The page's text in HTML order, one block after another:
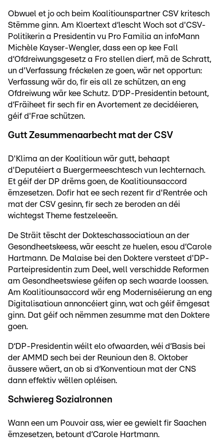
Obwuel et jo och beim Koalitiounspartner CSV kritesch
Stëmme ginn. Am Kloertext d‘lescht Woch sot d'CSV-
Politikerin a Presidentin vu Pro Familia an infoMann
Michèle Kayser-Wengler, dass een op kee Fall
d‘Ofdreiwungsgesetz a Fro stellen dierf, mä de Schratt,
un d'Verfassung fréckelen ze goen, wär net opportun:
Verfassung wär do, fir eis all ze schützen, an eng
Ofdreiwung wär kee Schutz. D‘DP-Presidentin betount,
d‘Fräiheet fir sech fir en Avortement ze decidéieren,
géif d'Frae schützen.
Gutt Zesummenaarbecht mat der CSV
D'Klima an der Koalitioun wär gutt, behaapt
d'Deputéiert a Buergermeeschtesch vun Iechternach.
Et géif der DP drëms goen, de Koalitiounsaccord
ëmzesetzen. Dofir hat ee sech rezent fir d'Rentrée och
mat der CSV gesinn, fir sech ze beroden an déi
wichtegst Theme festzeleeën.
De Sträit tëscht der Dokteschassociatioun an der
Gesondheetskeess, wär eescht ze huelen, esou d‘Carole
Hartmann. De Malaise bei den Doktere versteet d'DP-
Parteipresidentin zum Deel, well verschidde Reformen
am Gesondheetswiese géifen op sech waarde loossen.
Am Koalitiounsaccord wär eng Moderniséierung an eng
Digitalisatioun annoncéiert ginn, wat och géif ëmgesat
ginn. Dat géif och nëmmen zesumme mat den Doktere
goen.
D‘DP-Presidentin wéilt elo ofwaarden, wéi d‘Basis bei
der AMMD sech bei der Reunioun den 8. Oktober
äussere wäert, an ob si d‘Konventioun mat der CNS
dann effektiv wëllen opléisen.
Schwiereg Sozialronnen
Wann een um Pouvoir ass, wier ee gewielt fir Saachen
ëmzesetzen, betount d‘Carole Hartmann.